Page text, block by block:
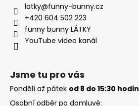
latky@funny-bunny.cz
+420 604 502 223
funny bunny LÁTKY
YouTube video kanál
Jsme tu pro vás
Pondělí až pátek od 8 do 15:30 hodin
Osobní odběr po domluvě: